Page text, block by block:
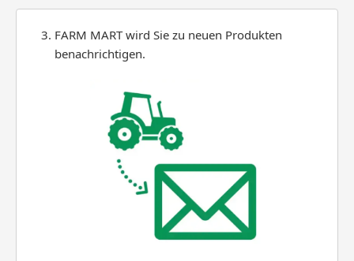
FARM MART wird Sie zu neuen Produkten
benachrichtigen.